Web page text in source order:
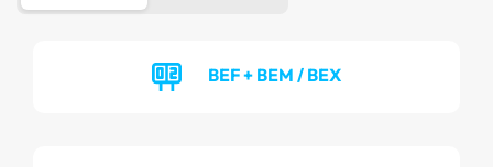
BEF + BEM / BEX